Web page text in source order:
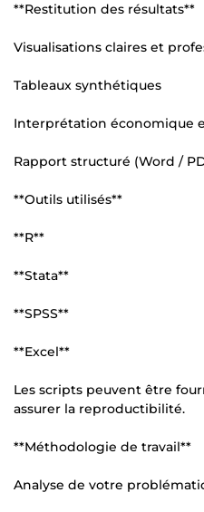
**Restitution des résultats**
Visualisations claires et
Tableaux synthétiques
Interprétation économique
Rapport structuré (Word /
**Outils utilisés**
**R**
**Stata**
**SPSS**
**Excel**
Les scripts peuvent être
assurer la reproductibilité.
**Méthodologie de travail**
Analyse de votre